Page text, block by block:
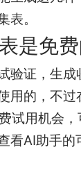
表。
是免
验证，生
用的，不
试用机会
看AI助手的